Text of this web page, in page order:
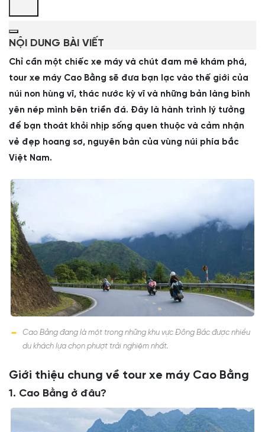
NỘI DUNG BÀI VIẾT
Chỉ cần một chiếc xe máy và chút đam mê khám phá,
tour xe máy Cao Bằng sẽ đưa bạn lạc vào thế giới của
núi non hùng vĩ, thác nước kỳ vĩ và những bản làng bình
yên nép mình bên triền đá. Đây là hành trình lý tưởng
để bạn thoát khỏi nhịp sống quen thuộc và cảm nhận
vẻ đẹp hoang sơ, nguyên bản của vùng núi phía bắc
Việt Nam.
Cao Bằng đang là một trong những khu vực Đông Bắc được nhiều
du khách lựa chọn phượt trải nghiệm nhất.
Giới thiệu chung về tour xe máy Cao Bằng
1. Cao Bằng ở đâu?